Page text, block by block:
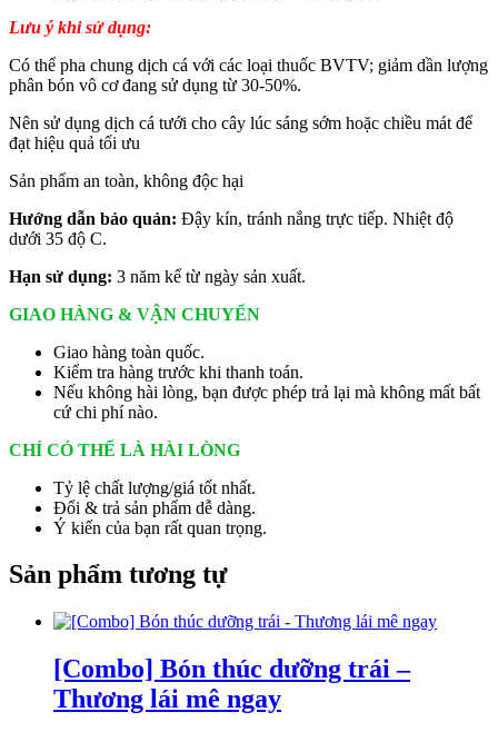
Lưu ý khi sử dụng:
Có thể pha chung dịch cá với các loại thuốc BVTV; giảm dần lượng
phân bón vô cơ đang sử dụng từ 30-50%.
Nên sử dụng dịch cá tưới cho cây lúc sáng sớm hoặc chiều mát để
đạt hiệu quả tối ưu
Sản phẩm an toàn, không độc hại
Hướng dẫn bảo quản: Đậy kín, tránh nắng trực tiếp. Nhiệt độ
dưới 35 độ C.
Hạn sử dụng: 3 năm kể từ ngày sản xuất.
GIAO HÀNG & VẬN CHUYỂN
Giao hàng toàn quốc.
Kiểm tra hàng trước khi thanh toán.
Nếu không hài lòng, bạn được phép trả lại mà không mất bất
cứ chi phí nào.
CHỈ CÓ THỂ LÀ HÀI LÒNG
Tỷ lệ chất lượng/giá tốt nhất.
Đổi & trả sản phẩm dễ dàng.
Ý kiến của bạn rất quan trọng.
Sản phẩm tương tự
[Combo] Bón thúc dưỡng trái –
Thương lái mê ngay